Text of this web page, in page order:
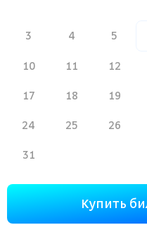
3 4 5
10 11 12
17 18 19
24 25 26
31
Купить